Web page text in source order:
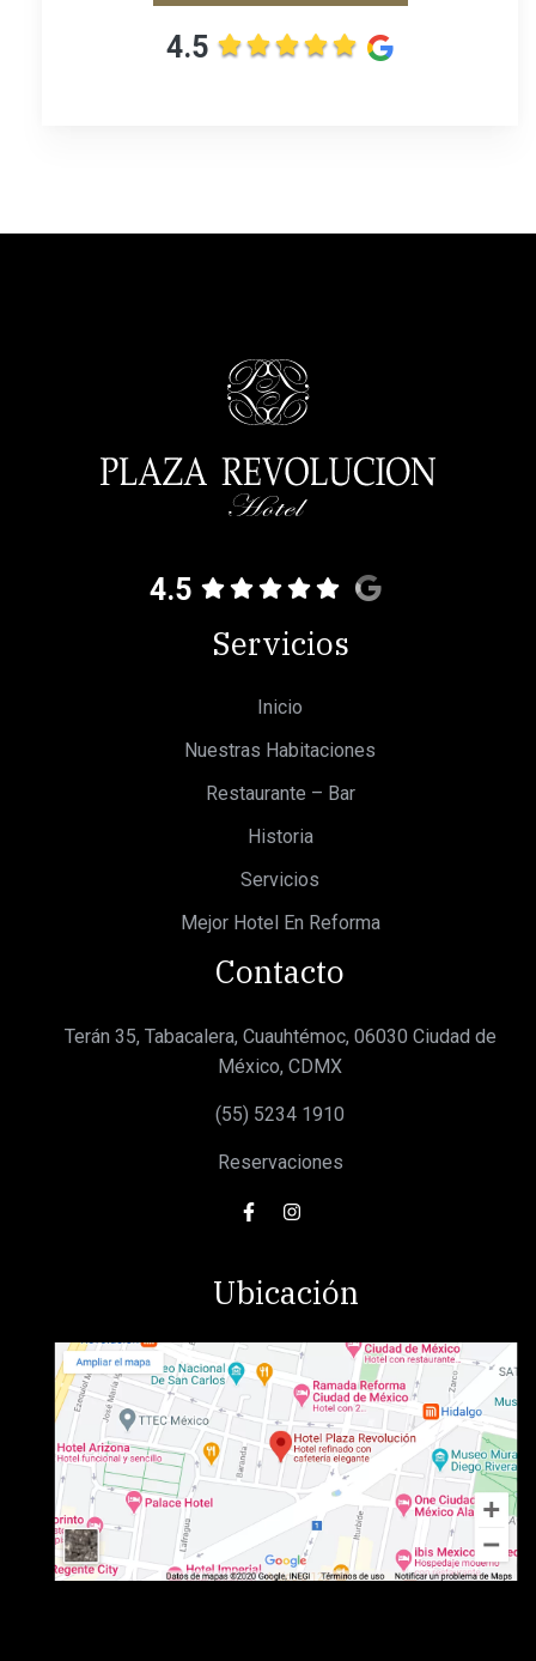
4.5
4.5
Servicios
Inicio
Nuestras Habitaciones
Restaurante – Bar
Historia
Servicios
Mejor Hotel En Reforma
Contacto
Terán 35, Tabacalera, Cuauhtémoc, 06030 Ciudad de
México, CDMX
(55) 5234 1910
Reservaciones
Ubicación